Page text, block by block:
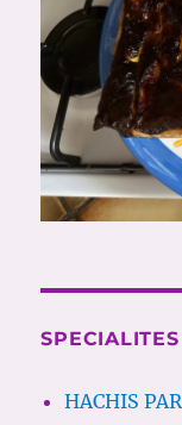
HACHIS